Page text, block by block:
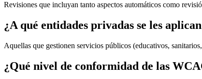
Revisiones que incluyan tanto aspectos automáticos como
¿A qué entidades privadas se les
Aquellas que gestionen servicios públicos (educativos,
¿Qué nivel de conformidad de las